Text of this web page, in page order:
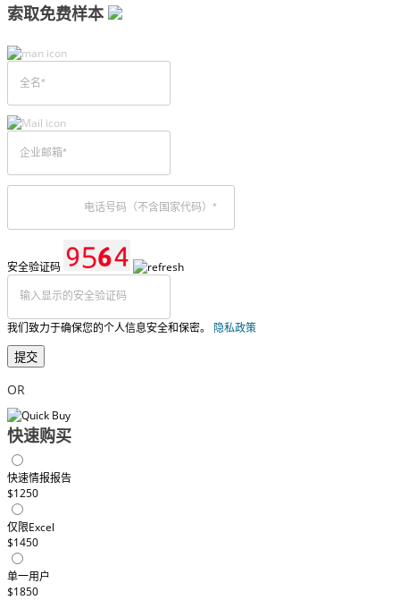
索取免费样本
安全验证码
我们致力于确保您的个人信息安全和保密。 隐私政策
提交
OR
快速购买
快速情报报告
$1250
仅限Excel
$1450
单一用户
$1850